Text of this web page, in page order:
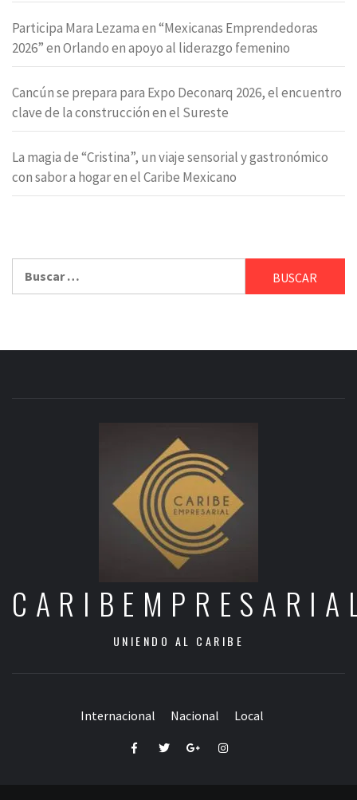
Participa Mara Lezama en “Mexicanas Emprendedoras
2026” en Orlando en apoyo al liderazgo femenino
Cancún se prepara para Expo Deconarq 2026, el encuentro
clave de la construcción en el Sureste
La magia de “Cristina”, un viaje sensorial y gastronómico
con sabor a hogar en el Caribe Mexicano
UNIENDO AL CARIBE
Internacional Nacional Local
FacebookTwitterGoogle+Instagram